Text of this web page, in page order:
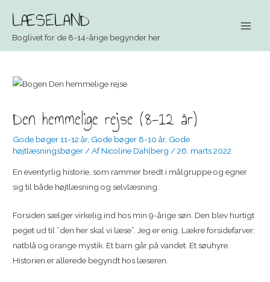
LÆSELAND
Boglivet for de 8-14-årige begynder her
Den hemmelige rejse (8-12 år)
Gode bøger 11-12 år, Gode bøger 8-10 år, Gode
højtlæsningsbøger / AfNicoline Dahlberg /26. marts 2022
En eventyrlig historie, som rammer bredt i målgruppe og egner
sig til både højtlæsning og selvlæsning.
Forsiden sælger virkelig ind hos min 9-årige søn. Den blev hurtigt
peget ud til ”den her skal vi læse”. Jeg er enig. Lækre forsidefarver;
natblå og orange mystik. Et barn går på vandet. Et søuhyre.
Historien er allerede begyndt hos læseren.